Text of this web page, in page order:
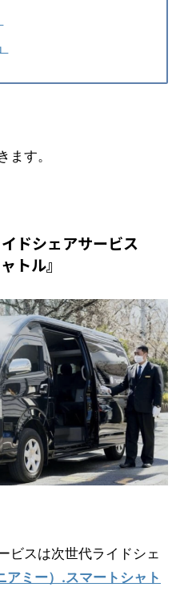
ます。
ドシェアサービス
トル』
ビスは次世代ライドシェ
ミー）.スマートシャト